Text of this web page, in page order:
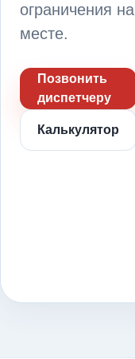
ограничения на
месте.
Позвонить
диспетчеру
Калькулятор